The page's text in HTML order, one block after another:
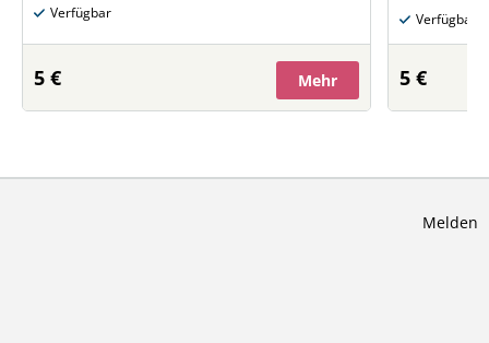
Verfügbar
5 € Mehr
Weiß
Verfügbar
5 €
Melden